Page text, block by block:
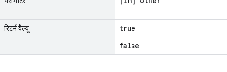
रिटर्न वैल्यू true
false